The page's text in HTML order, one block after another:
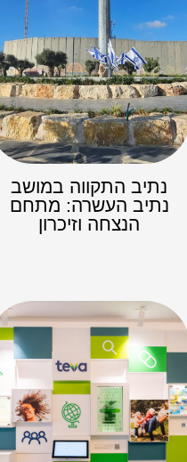
נתיב התקווה במושב
נתיב העשרה: מתחם
הנצחה וזיכרון